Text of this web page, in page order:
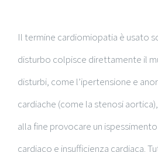
Il termine cardiomiopatia è usato
disturbo colpisce direttamente il
disturbi, come l’ipertensione e
cardiache (come la stenosi
alla fine provocare un
cardiaco e insufficienza cardiaca.